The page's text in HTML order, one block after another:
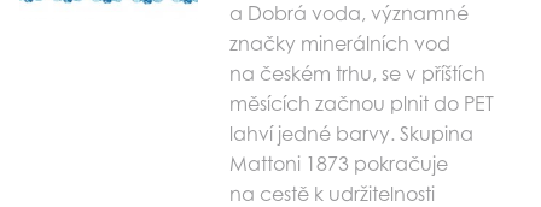
a Dobrá voda, významné
značky minerálních vod
na českém trhu, se v příštích
měsících začnou plnit do PET
lahví jedné barvy. Skupina
Mattoni 1873 pokračuje
na cestě k udržitelnosti